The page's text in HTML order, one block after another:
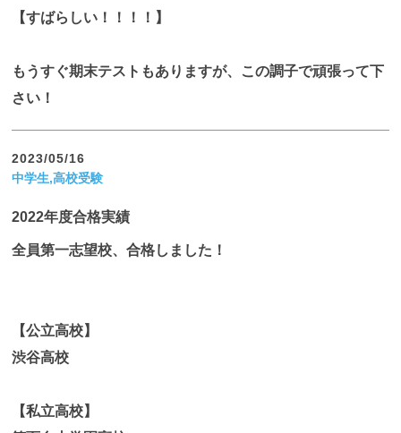
【すばらしい！！！！】
もうすぐ期末テストもありますが、この調子で頑張って下
さい！
2023/05/16
中学生,高校受験
2022年度合格実績
全員第一志望校、合格しました！
【公立高校】
渋谷高校
【私立高校】